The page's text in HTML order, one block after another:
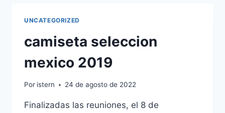
UNCATEGORIZED
camiseta seleccion
mexico 2019
Por istern 24 de agosto de 2022
Finalizadas las reuniones, el 8 de